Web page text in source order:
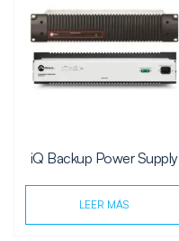
iQ Backup Power Supply
LEER MÁS